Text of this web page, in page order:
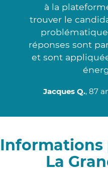
à la
trouver le
problématique
réponses sont
et sont
Jacques Q., 87
La